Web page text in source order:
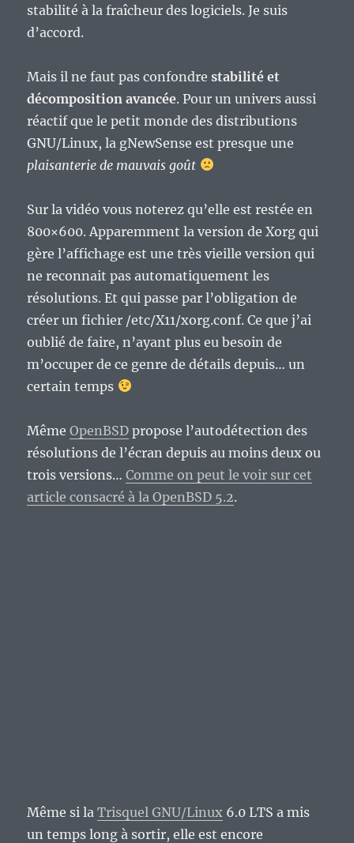
stabilité à la fraîcheur des logiciels. Je suis
d’accord.
Mais il ne faut pas confondre stabilité et
décomposition avancée. Pour un univers aussi
réactif que le petit monde des distributions
GNU/Linux, la gNewSense est presque une
plaisanterie de mauvais goût
Sur la vidéo vous noterez qu’elle est restée en
800×600. Apparemment la version de Xorg qui
gère l’affichage est une très vieille version qui
ne reconnait pas automatiquement les
résolutions. Et qui passe par l’obligation de
créer un fichier /etc/X11/xorg.conf. Ce que j’ai
oublié de faire, n’ayant plus eu besoin de
m’occuper de ce genre de détails depuis… un
certain temps
MêmeOpenBSD propose l’autodétection des
résolutions de l’écran depuis au moins deux ou
trois versions…Comme on peut le voir sur cet
article consacré à la OpenBSD 5.2.
Même si laTrisquel GNU/Linux 6.0 LTS a mis
un temps long à sortir, elle est encore